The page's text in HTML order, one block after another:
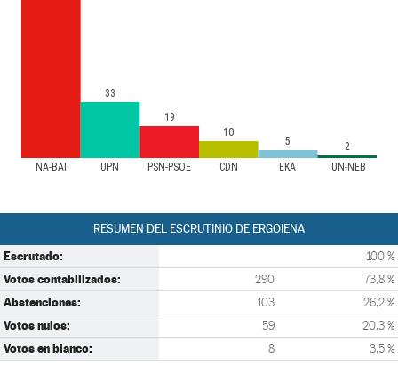
NA-BAI UPN PSN-PSOE CDN EKA IUN-NEB
33
19
10
5 2
RESUMEN DEL ESCRUTINIO DE ERGOIENA
Escrutado: 100 %
Votos contabilizados: 290 73,8 %
Abstenciones: 103 26,2 %
Votos nulos: 59 20,3 %
Votos en blanco: 8 3,5 %